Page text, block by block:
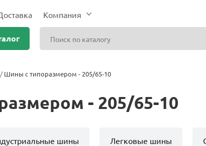
Компания
Шины с типоразмером - 205/65-10
- 205/65-10
шины Легковые шины